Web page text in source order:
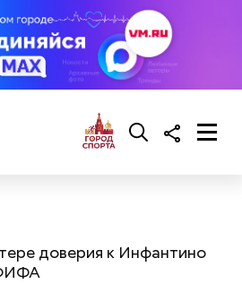
доверия к Инфантино